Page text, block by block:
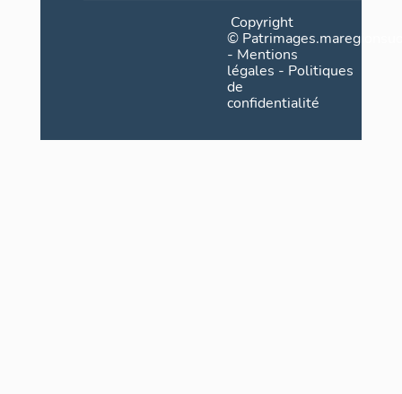
Copyright
©
- Mentions
légales - Politiques
de
confidentialité